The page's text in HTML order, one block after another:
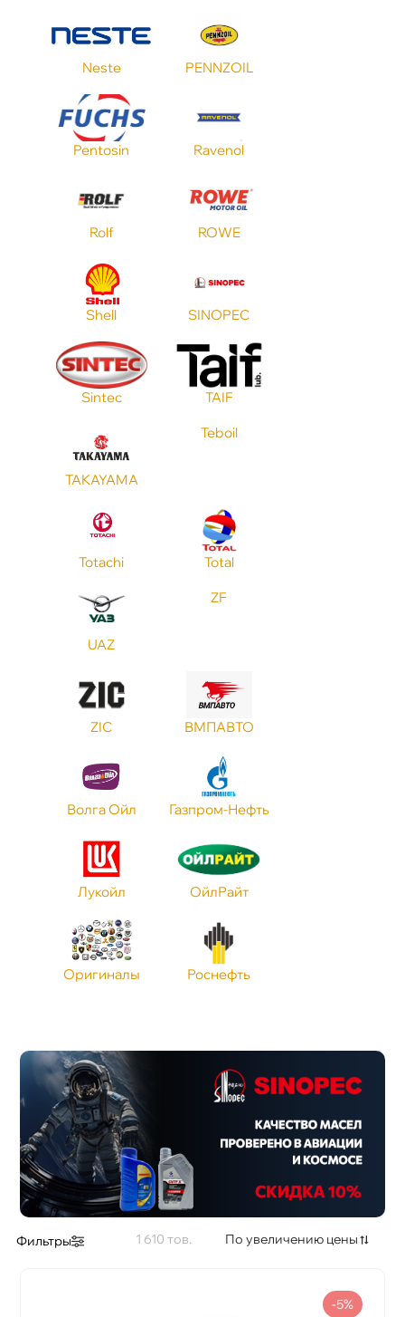
Стандарт ACEA
Neste PENNZOIL
Pentosin Ravenol
Rolf ROWE
Shell SINOPEC
Sintec TAIF
TAKAYAMA
Teboil
Totachi Total
UAZ
ZF
ZIC МПАВТО
олга Ойл Газпром-Нефть
Лукойл ОйлРайт
Оригиналы Роснефть
Фильтры 1 610 По увеличению цены
-5%